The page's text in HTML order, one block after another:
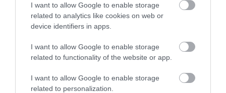
I want to allow Google to enable storage
related to analytics like cookies on web or
device identifiers in apps.
I want to allow Google to enable storage
related to functionality of the website or app.
I want to allow Google to enable storage
related to personalization.